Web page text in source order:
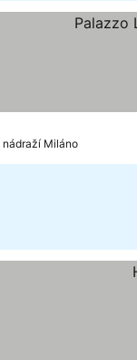
hvězdiček
nádraží Miláno